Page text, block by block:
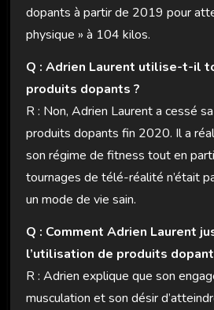
dopants à partir de 2019 pour
physique » à 104 kilos.
Q : Adrien Laurent utilise-t-il
produits dopants ?
R : Non, Adrien Laurent a cessé
produits dopants fin 2020. Il a
son régime de fitness tout en
tournages de télé-réalité n’était
un mode de vie sain.
Q : Comment Adrien Laurent
l’utilisation de produits
R : Adrien explique que son
musculation et son désir